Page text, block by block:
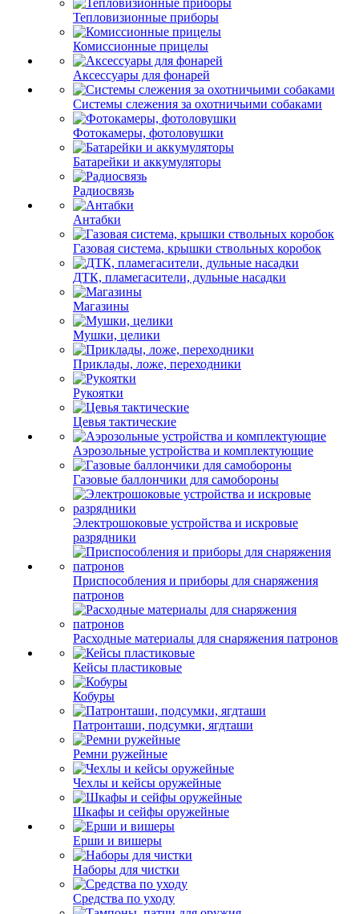
Тепловизионные приборы
Комиссионные прицелы
Аксессуары для фонарей
Системы слежения за охотничьими собаками
Фотокамеры, фотоловушки
Батарейки и аккумуляторы
Радиосвязь
Антабки
Газовая система, крышки ствольных коробок
ДТК, пламегасители, дульные насадки
Магазины
Мушки, целики
Приклады, ложе, переходники
Рукоятки
Цевья тактические
Аэрозольные устройства и комплектующие
Газовые баллончики для самобороны
Электрошоковые устройства и искровые
разрядники
Приспособления и приборы для снаряжения
патронов
Расходные материалы для снаряжения патронов
Кейсы пластиковые
Кобуры
Патронташи, подсумки, ягдташи
Ремни ружейные
Чехлы и кейсы оружейные
Шкафы и сейфы оружейные
Ерши и вишеры
Наборы для чистки
Средства по уходу